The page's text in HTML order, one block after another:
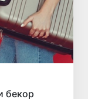
бекор